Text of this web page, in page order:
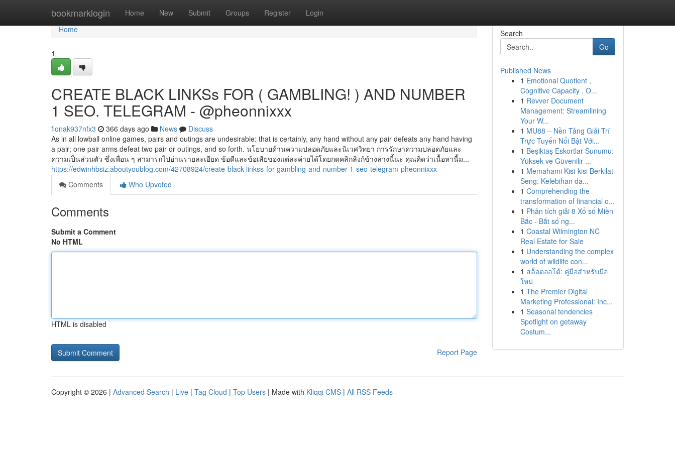
bookmarklogin Home New Submit Groups Register Login
Home
Home
1
CREATE BLACK LINKSs FOR ( GAMBLING! ) AND NUMBER
1 SEO. TELEGRAM - @pheonnixxx
fionak937nfx3 366 days ago News
Discuss
As in all lowball online games, pairs and outings are undesirable: that is certainly, any hand without any pair defeats any hand having
a pair; one pair arms defeat two pair or outings, and so forth. นโยบายด้านความปลอดภัยและนิเวศวิทยา การรักษาความปลอดภัยและ
ความเป็นส่วนตัว ซึ่งเพื่อน ๆ สามารถไปอ่านรายละเอียด ข้อดีและข้อเสียของแต่ละค่ายได้โดยกดคลิกลิงก์ข้างล่างนี้นะ คุณคิดว่าเนื้อหานี้ม...
https://edwinhbsiz.aboutyoublog.com/42708924/create-black-linkss-for-gambling-and-number-1-seo-telegram-pheonnixxx
Comments
Who Upvoted
Comments
Submit a Comment
No HTML
HTML is disabled
Report Page
Search
Go
Published News
1 Emotional Quotient ,
Cognitive Capacity , O...
1 Revver Document
Management: Streamlining
Your W...
1 MU88 – Nền Tảng Giải Trí
Trực Tuyến Nổi Bật Với...
1 Beşiktaş Eskortlar Sunumu:
Yüksek ve Güvenilir ...
1 Memahami Kisi-kisi Berkilat
Seng: Kelebihan da...
1 Comprehending the
transformation of financial o...
1 Phân tích giải 8 Xổ số Miền
Bắc - Bắt số ng...
1 Coastal Wilmington NC
Real Estate for Sale
1 Understanding the complex
world of wildlife con...
1 สล็อตออโต้: คู่มือสำหรับมือ
ใหม่
1 The Premier Digital
Marketing Professional: Inc...
1 Seasonal tendencies
Spotlight on getaway
Costum...
Copyright © 2026 | Advanced Search | Live | Tag Cloud | Top Users | Made with Kliqqi CMS | All RSS Feeds